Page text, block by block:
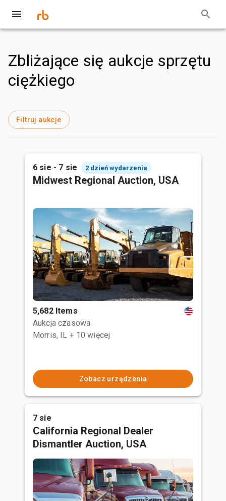
Zbliżające się aukcje sprzętu
ciężkiego
Filtruj aukcje
6 sie - 7 sie 2 dzień wydarzenia
Midwest Regional Auction, USA
5,682 Items
Aukcja czasowa
Morris, IL + 10 więcej
Zobacz urządzenia
7 sie
California Regional Dealer
Dismantler Auction, USA